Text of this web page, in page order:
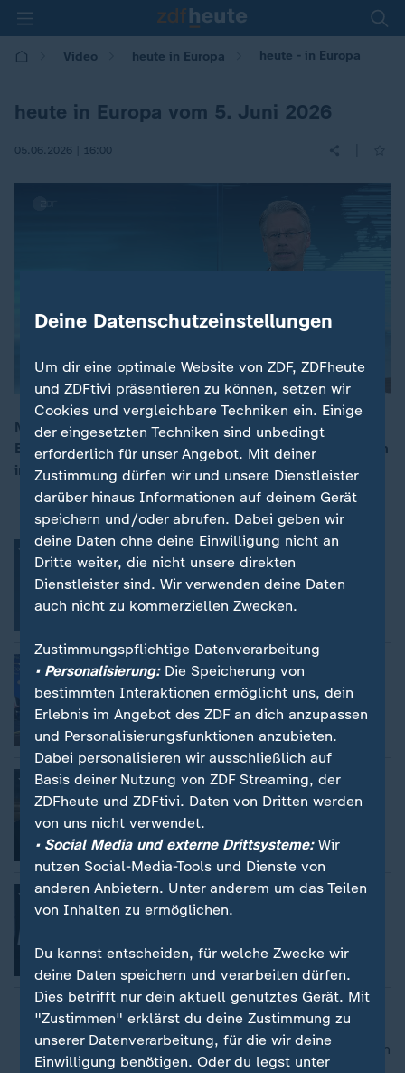
Video heute in Europa heute - in Europa
heute in Europa vom 5. Juni 2026
05.06.2026 | 16:00
00:17
Mit den Themen: EU-Gipfel in Montenegro -
Beitrittskandidaten auf dem Balkan / Wirtschaftsforum
in St. Petersburg - Putins Rede zur Weltpolitik
Montenegro: Westbalkan-Gipfel
gestartet
Ulf Röller
Wirtschaftsforum in Sankt Petersburg
Felix Klauser
Video1:50
Ukraine: Selenskyj schreibt Brief an
Putin
Dara Hassanzadeh
Video 1:18
Premiere in London: Disclosure Day
Britta Jäger
nach oben
Deine Datenschutzeinstellungen
Um dir eine optimale Website von ZDF, ZDFheute
und ZDFtivi präsentieren zu können, setzen wir
Cookies und vergleichbare Techniken ein. Einige
der eingesetzten Techniken sind unbedingt
erforderlich für unser Angebot. Mit deiner
Zustimmung dürfen wir und unsere Dienstleister
darüber hinaus Informationen auf deinem Gerät
speichern und/oder abrufen. Dabei geben wir
deine Daten ohne deine Einwilligung nicht an
Dritte weiter, die nicht unsere direkten
Dienstleister sind. Wir verwenden deine Daten
auch nicht zu kommerziellen Zwecken.
Zustimmungspflichtige Datenverarbeitung
• Personalisierung:Die Speicherung von
bestimmten Interaktionen ermöglicht uns, dein
Erlebnis im Angebot des ZDF an dich anzupassen
und Personalisierungsfunktionen anzubieten.
Dabei personalisieren wir ausschließlich auf
Basis deiner Nutzung von ZDF Streaming, der
ZDFheute und ZDFtivi. Daten von Dritten werden
von uns nicht verwendet.
• Social Media und externe Drittsysteme:Wir
nutzen Social-Media-Tools und Dienste von
anderen Anbietern. Unter anderem um das Teilen
von Inhalten zu ermöglichen.
Du kannst entscheiden, für welche Zwecke wir
deine Daten speichern und verarbeiten dürfen.
Dies betrifft nur dein aktuell genutztes Gerät. Mit
"Zustimmen" erklärst du deine Zustimmung zu
unserer Datenverarbeitung, für die wir deine
Einwilligung benötigen. Oder du legst unter